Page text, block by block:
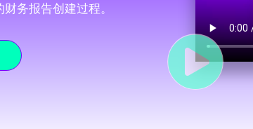
务报告创建过程。